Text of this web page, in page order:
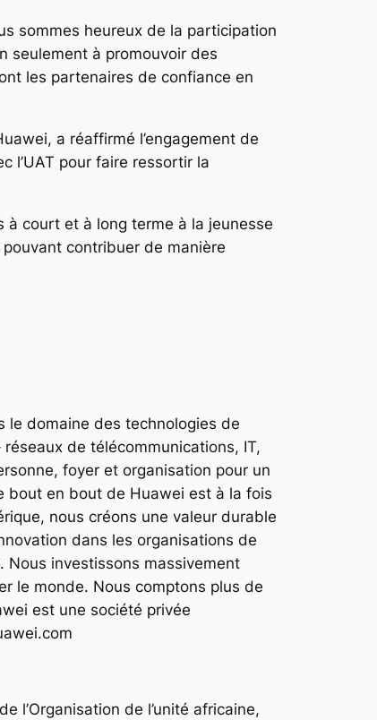
sommes heureux de la participation
seulement à promouvoir des
les partenaires de confiance en
a réaffirmé l’engagement de
l’UAT pour faire ressortir la
à court et à long terme à la jeunesse
contribuer de manière
le domaine des technologies de
de télécommunications, IT,
foyer et organisation pour un
bout en bout de Huawei est à la fois
nous créons une valeur durable
dans les organisations de
Nous investissons massivement
le monde. Nous comptons plus de
est une société privée
l’Organisation de l’unité africaine,